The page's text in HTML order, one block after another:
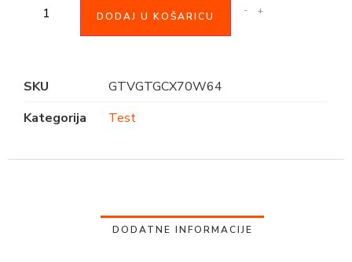
- +
DODAJ U KOŠARICU
SKU
GTVGTGCX70W64
Kategorija
Test
DODATNE INFORMACIJE